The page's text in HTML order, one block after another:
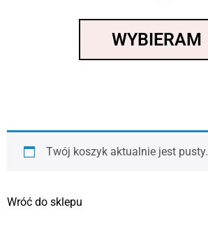
WYBIERAM
Twój koszyk aktualnie jest pusty.
Wróć do sklepu